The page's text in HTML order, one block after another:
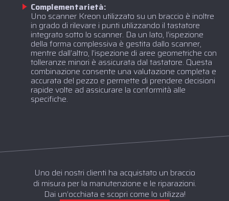
Complementarietà:
Uno scanner Kreon utilizzato su un braccio è inoltre
in grado di rilevare i punti utilizzando il tastatore
integrato sotto lo scanner. Da un lato, l’ispezione
della forma complessiva è gestita dallo scanner,
mentre dall’altro, l’ispezione di aree geometriche con
tolleranze minori è assicurata dal tastatore. Questa
combinazione consente una valutazione completa e
accurata del pezzo e permette di prendere decisioni
rapide volte ad assicurare la conformità alle
specifiche.
Uno dei nostri clienti ha acquistato un braccio
di misura per la manutenzione e le riparazioni.
Dai un’occhiata e scopri come lo utilizza!